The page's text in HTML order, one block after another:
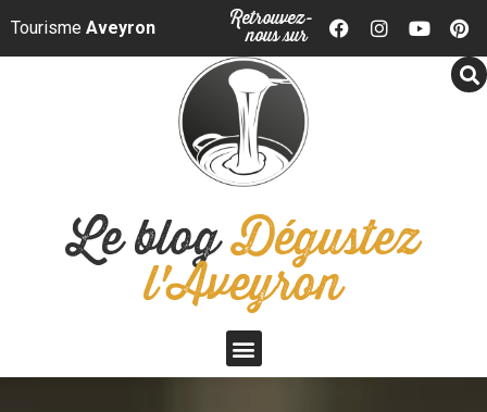
Panneau de gestion des cookies
Tourisme Aveyron Retrouvez-
nous sur
Le blogDégustez
l'Aveyron